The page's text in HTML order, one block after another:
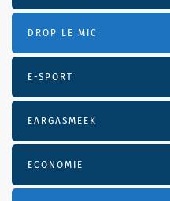
DROP LE MIC
E-SPORT
EARGASMEEK
ECONOMIE